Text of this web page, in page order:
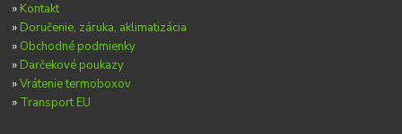
» Kontakt
» Doručenie, záruka, aklimatizácia
» Obchodné podmienky
» Darčekové poukazy
»Vrátenie termoboxov
» Transport EU